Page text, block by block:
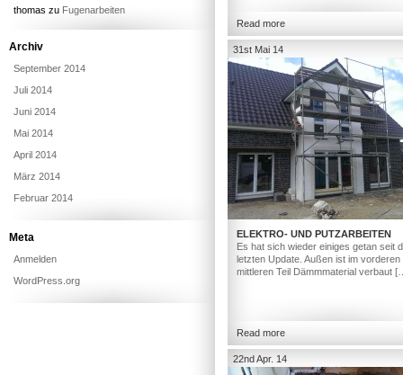
Read more
31st Mai 14
ELEKTRO- UND PUTZARBEITEN
Es hat sich wieder einiges getan seit
letzten Update. Außen ist im vorderen
mittleren Teil Dämmmaterial verbaut
Read more
22nd Apr. 14
thomas zu Fugenarbeiten
Archiv
September 2014
Juli 2014
Juni 2014
Mai 2014
April 2014
März 2014
Februar 2014
Meta
Anmelden
WordPress.org